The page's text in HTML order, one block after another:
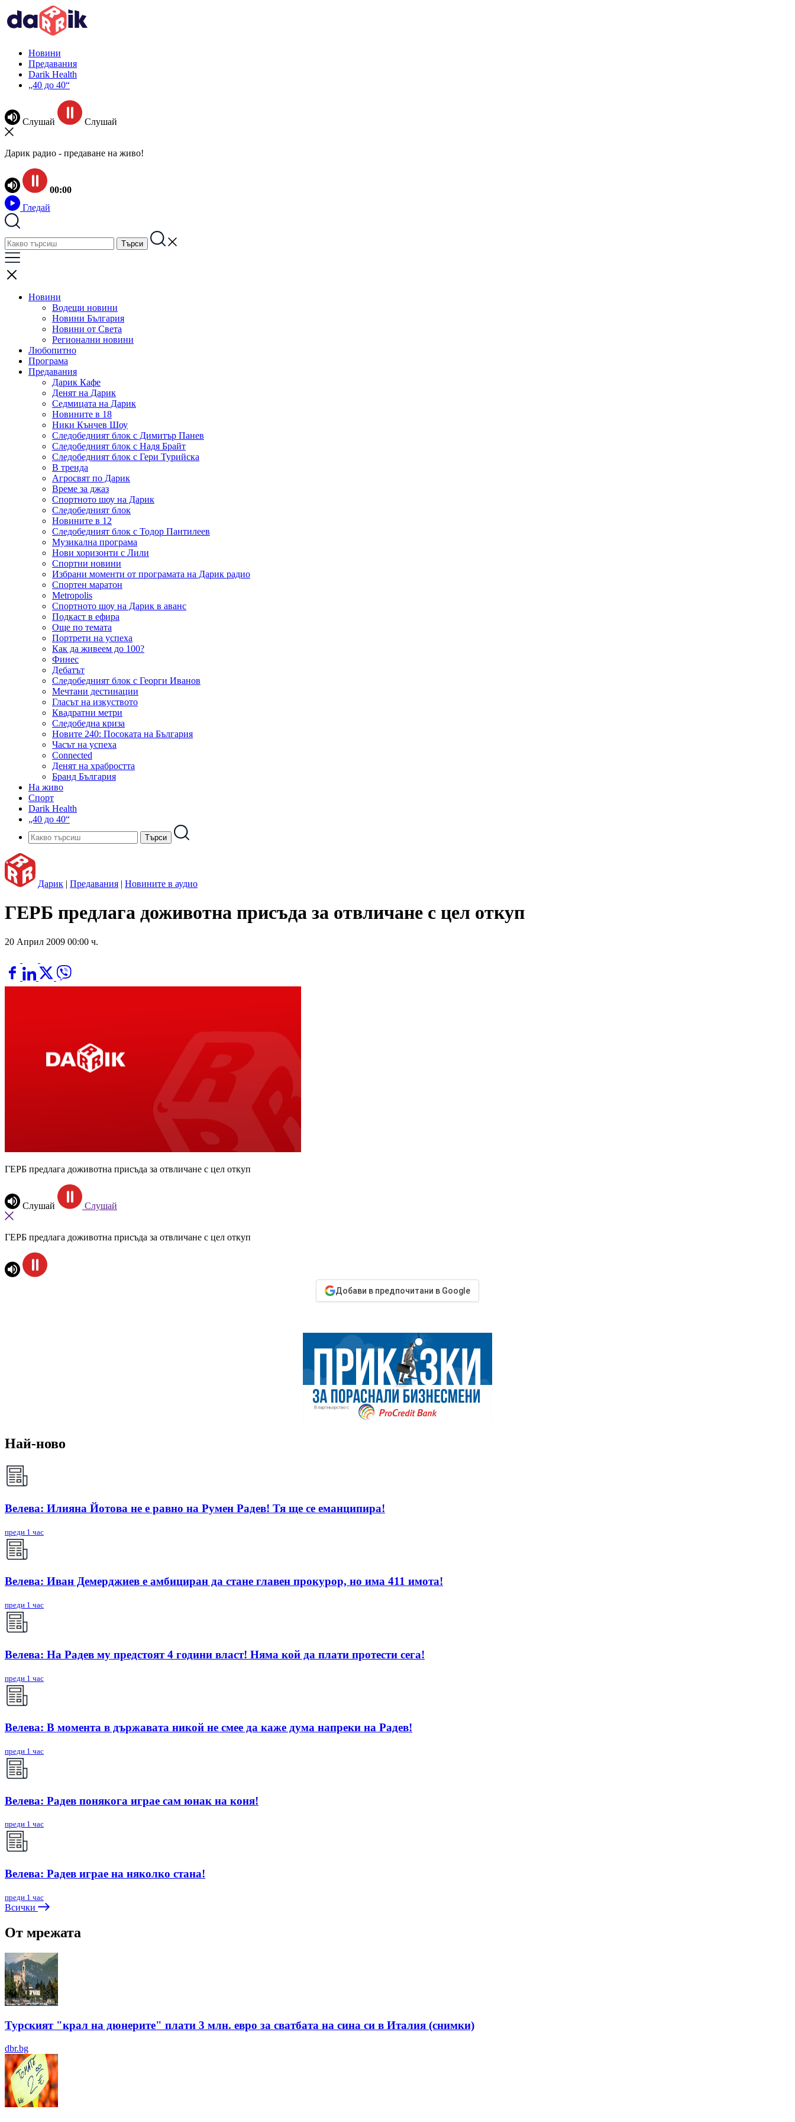
Новини
Предавания
Darik Health
„40 до 40“
Слушай Слушай
Дарик радио - предаване на живо!
00:00
Гледай
Новини
Водещи новини
Новини България
Новини от Света
Регионални новини
Любопитно
Програма
Предавания
Дарик Кафе
Денят на Дарик
Седмицата на Дарик
Новините в 18
Ники Кънчев Шоу
Следобедният блок с Димитър Панев
Следобедният блок с Надя Брайт
Следобедният блок с Гери Турийска
В тренда
Агросвят по Дарик
Време за джаз
Спортното шоу на Дарик
Следобедният блок
Новините в 12
Следобедният блок с Тодор Пантилеев
Музикална програма
Нови хоризонти с Лили
Спортни новини
Избрани моменти от програмата на Дарик радио
Спортен маратон
Metropolis
Спортното шоу на Дарик в аванс
Подкаст в ефира
Още по темата
Портрети на успеха
Как да живеем до 100?
Финес
Дебатът
Следобедният блок с Георги Иванов
Мечтани дестинации
Гласът на изкуството
Квадратни метри
Следобедна криза
Новите 240: Посоката на България
Часът на успеха
Connected
Денят на храбростта
Бранд България
На живо
Спорт
Darik Health
„40 до 40“
Дарик | Предавания | Новините в аудио
ГЕРБ предлага доживотна присъда за отвличане с цел откуп
20 Април 2009 00:00 ч.
ГЕРБ предлага доживотна присъда за отвличане с цел откуп
Слушай Слушай
ГЕРБ предлага доживотна присъда за отвличане с цел откуп
Добави в предпочитани в Google
Най-ново
Велева: Илияна Йотова не е равно на Румен Радев! Тя ще се еманципира!
преди 1 час
Велева: Иван Демерджиев е амбициран да стане главен прокурор, но има 411 имота!
преди 1 час
Велева: На Радев му предстоят 4 години власт! Няма кой да плати протести сега!
преди 1 час
Велева: В момента в държавата никой не смее да каже дума напреки на Радев!
преди 1 час
Велева: Радев понякога играе сам юнак на коня!
преди 1 час
Велева: Радев играе на няколко стана!
преди 1 час
Всички
От мрежата
Турският "крал на дюнерите" плати 3 млн. евро за сватбата на сина си в Италия (снимки)
dbr.bg